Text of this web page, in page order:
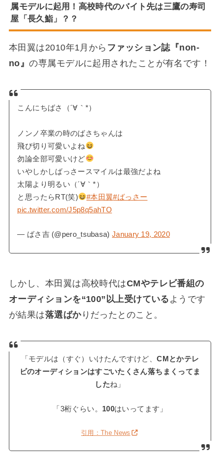
属モデルに起用！高校時代のバイト先は三鷹の寿司
屋「 長久鮨」？？
本田翼は2010年1月から ファッション誌『non-
no』の専属モデルに起用されたことが有名です！
こんにちばさ（´∀｀*）
ノンノ卒業の時のばさちゃんは
飛び切り可愛いよね
勿論全部可愛いけど
いやしかしばっさースマイルは最強だよね
太陽より明るい（´∀｀*）
と思ったらRT(笑)
#本田翼#ばっさー
pic.twitter.com/J5p8q5ahTO
— ばさ吉 (@pero_tsubasa) January 19, 2020
しかし、本田翼は高校時代はCMやテレビ番組の
オーディションを“100”以上受けている ようです
が結果は落選ばかりだったとのこと。
「モデルは（すぐ）いけたんですけど、CMとかテレ
ビのオーディションはすごいたくさん落ちまくってま
したね」
「3桁ぐらい。 100はいってます」
引用：The News